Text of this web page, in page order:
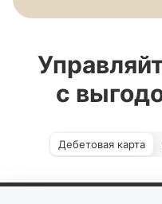
с
Дебетовая карта